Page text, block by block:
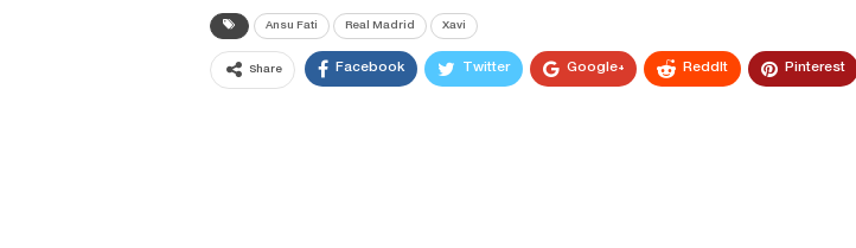
Ansu Fati Real Madrid Xavi
Share Facebook Twitter Google+ ReddIt Pinterest